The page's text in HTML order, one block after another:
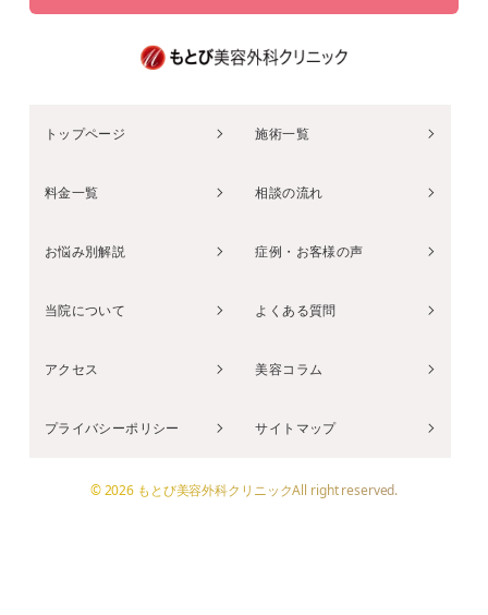
トップページ 施術一覧
料金一覧 相談の流れ
お悩み別解説 症例・お客様の声
当院について よくある質問
アクセス 美容コラム
プライバシーポリシー サイトマップ
© 2026 もとび美容外科クリニックAll right reserved.